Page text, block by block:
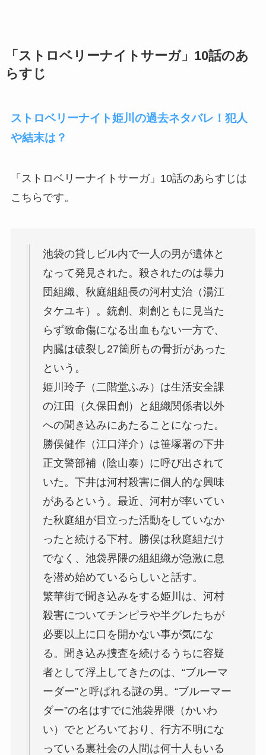
「ストロベリーナイトサーガ」10話のあ
らすじ
ストロベリーナイト姫川の過去ネタバレ！犯人
や結末は？
「ストロベリーナイトサーガ」10話のあらすじは
こちらです。
池袋の貸しビル内で一人の男が遺体と
なって発見された。殺されたのは暴力
団組織、秋庭組組長の河村丈治（湯江
タケユキ）。銃創、刺創ともに見当た
らず致命傷になる出血もない一方で、
内臓は破裂し27箇所もの骨折があった
という。
姫川玲子（二階堂ふみ）は生活安全課
の江田（久保田創）と組織関係者以外
への聞き込みにあたることになった。
勝俣健作（江口洋介）は笹塚署の下井
正文警部補（陰山泰）に呼び出されて
いた。下井は河村殺害に個人的な興味
があるという。最近、河村が率いてい
た秋庭組が目立った活動をしていなか
ったと続ける下村。勝俣は秋庭組だけ
でなく、池袋界隈の組組織が急激に息
を潜め始めているらしいと話す。
繁華街で聞き込みをする姫川は、河村
殺害についてチンピラや半グレたちが
必要以上に口を開かない事が気にな
る。聞き込み捜査を続けるうちに容疑
者として浮上してきたのは、“ブルーマ
ーダー”と呼ばれる謎の男。“ブルーマー
ダー”の名はすでに池袋界隈（かいわ
い）でとどろいており、行方不明にな
っている裏社会の人間は何十人もいる